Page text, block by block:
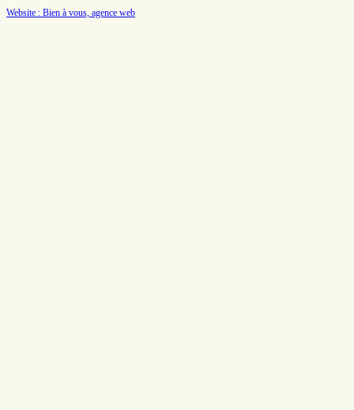
Website : Bien à vous, agence web